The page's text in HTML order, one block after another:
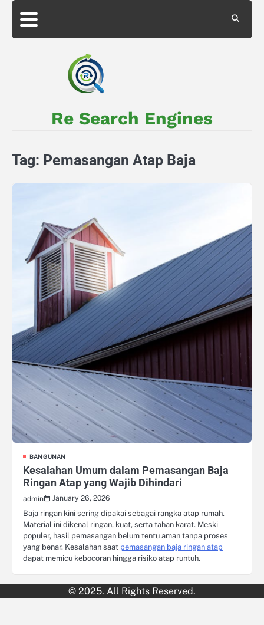
Skip
content
About
Privacy
Re Search Engines
Tag: Pemasangan Atap Baja
BANGUNAN
Kesalahan Umum dalam Pemasangan Baja
Ringan Atap yang Wajib Dihindari
admin
January 26, 2026
Baja ringan kini sering dipakai sebagai rangka atap rumah.
Material ini dikenal ringan, kuat, serta tahan karat. Meski
populer, hasil pemasangan belum tentu aman tanpa proses
yang benar. Kesalahan saat pemasangan baja ringan atap
dapat memicu kebocoran hingga risiko atap runtuh.
© 2025. All Rights Reserved.